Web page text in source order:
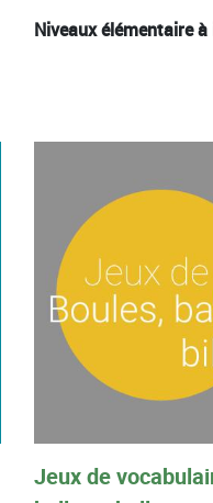
Niveaux élémentaire
Jeux de